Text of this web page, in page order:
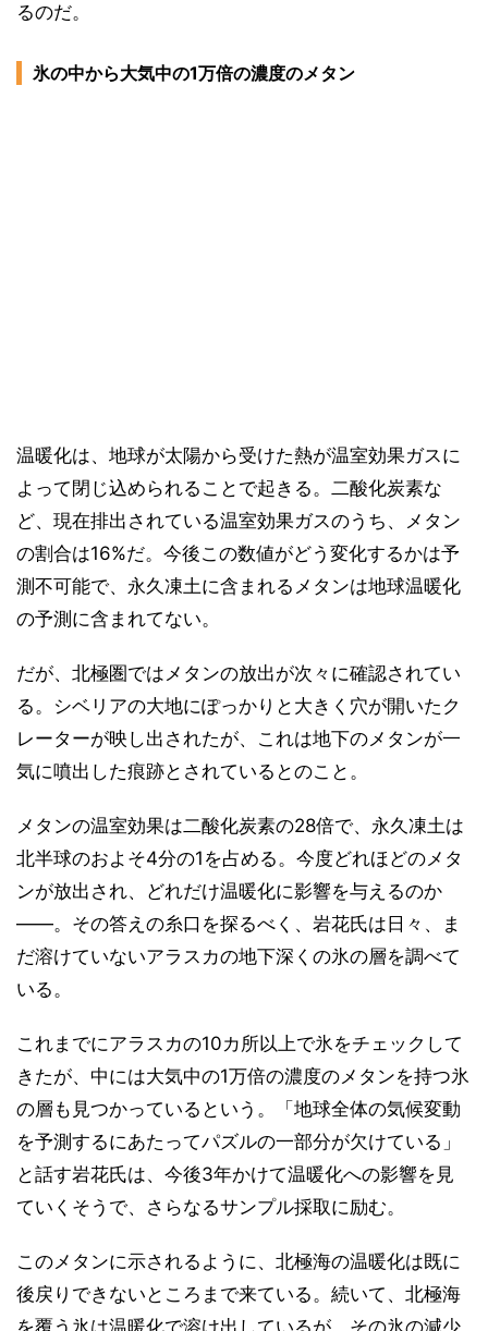
るのだ。
氷の中から大気中の1万倍の濃度のメタン
温暖化は、地球が太陽から受けた熱が温室効果ガスに
よって閉じ込められることで起きる。二酸化炭素な
ど、現在排出されている温室効果ガスのうち、メタン
の割合は16%だ。今後この数値がどう変化するかは予
測不可能で、永久凍土に含まれるメタンは地球温暖化
の予測に含まれてない。
だが、北極圏ではメタンの放出が次々に確認されてい
る。シベリアの大地にぽっかりと大きく穴が開いたク
レーターが映し出されたが、これは地下のメタンが一
気に噴出した痕跡とされているとのこと。
メタンの温室効果は二酸化炭素の28倍で、永久凍土は
北半球のおよそ4分の1を占める。今度どれほどのメタ
ンが放出され、どれだけ温暖化に影響を与えるのか
――。その答えの糸口を探るべく、岩花氏は日々、ま
だ溶けていないアラスカの地下深くの氷の層を調べて
いる。
これまでにアラスカの10カ所以上で氷をチェックして
きたが、中には大気中の1万倍の濃度のメタンを持つ氷
の層も見つかっているという。「地球全体の気候変動
を予測するにあたってパズルの一部分が欠けている」
と話す岩花氏は、今後3年かけて温暖化への影響を見
ていくそうで、さらなるサンプル採取に励む。
このメタンに示されるように、北極海の温暖化は既に
後戻りできないところまで来ている。続いて、北極海
を覆う氷は温暖化で溶け出しているが、その氷の減少